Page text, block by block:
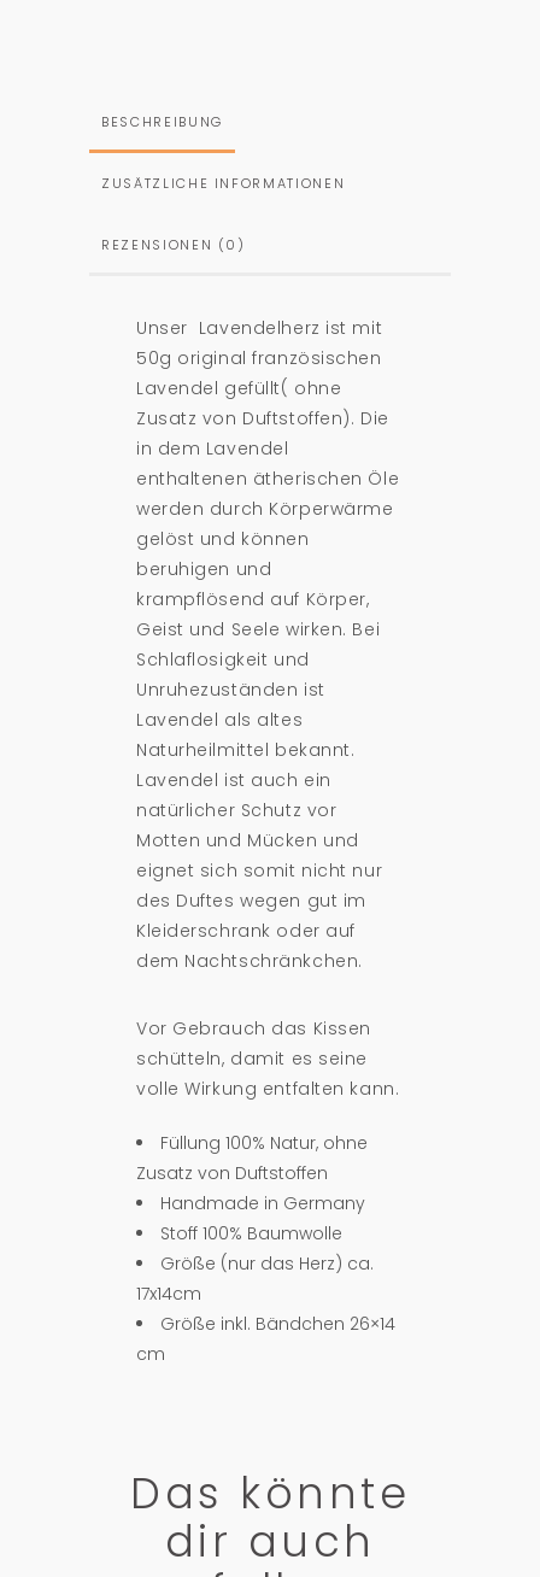
BESCHREIBUNG
ZUSÄTZLICHE INFORMATIONEN
REZENSIONEN (0)
Unser Lavendelherz ist mit
50g original französischen
Lavendel gefüllt( ohne
Zusatz von Duftstoffen). Die
in dem Lavendel
enthaltenen ätherischen Öle
werden durch Körperwärme
gelöst und können
beruhigen und
krampflösend auf Körper,
Geist und Seele wirken. Bei
Schlaflosigkeit und
Unruhezuständen ist
Lavendel als altes
Naturheilmittel bekannt.
Lavendel ist auch ein
natürlicher Schutz vor
Motten und Mücken und
eignet sich somit nicht nur
des Duftes wegen gut im
Kleiderschrank oder auf
dem Nachtschränkchen.
Vor Gebrauch das Kissen
schütteln, damit es seine
volle Wirkung entfalten kann.
Füllung 100% Natur, ohne
Zusatz von Duftstoffen
Handmade in Germany
Stoff 100% Baumwolle
Größe (nur das Herz) ca.
17x14cm
Größe inkl. Bändchen 26×14
cm
Das könnte
dir auch